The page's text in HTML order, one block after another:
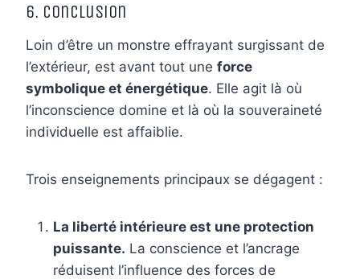
6. Conclusion
Loin d’être un monstre effrayant surgissant de
l’extérieur, est avant tout une force
symbolique et énergétique. Elle agit là où
l’inconscience domine et là où la souveraineté
individuelle est affaiblie.
Trois enseignements principaux se dégagent :
La liberté intérieure est une protection
puissante. La conscience et l’ancrage
réduisent l’influence des forces de